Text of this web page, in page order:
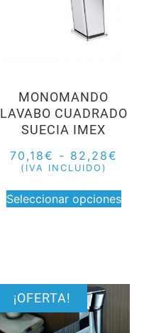
MONOMANDO
LAVABO CUADRADO
SUECIA IMEX
70,18€ - 82,28€
(IVA INCLUIDO)
Seleccionar opciones
¡OFERTA!